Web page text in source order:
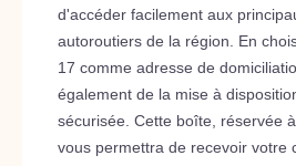
d'accéder facilement aux
autoroutiers de la région. En
17 comme adresse de
également de la mise à
sécurisée. Cette boîte, réservée
vous permettra de recevoir votre